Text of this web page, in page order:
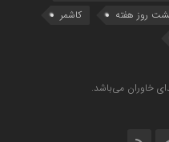
روز هفته
کاشمر
خاوران می‌باشد.